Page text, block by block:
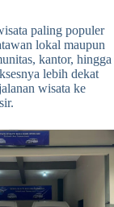
paling populer
lokal maupun
kantor, hingga
lebih dekat
wisata ke